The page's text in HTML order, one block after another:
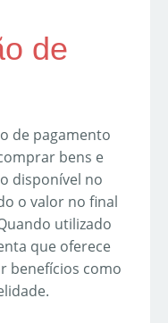
de
de pagamento
bens e
disponível no
o valor no final
utilizado
que oferece
benefícios como